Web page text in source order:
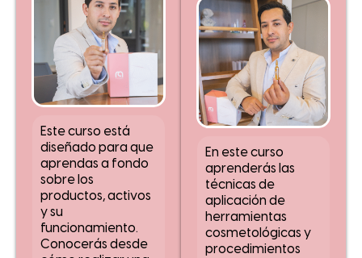
Este curso está
diseñado para que
aprendas a fondo
sobre los
productos, activos
y su
funcionamiento.
Conocerás desde
En este curso
aprenderás las
técnicas de
aplicación de
herramientas
cosmetológicas y
procedimientos